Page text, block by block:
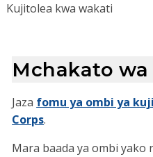
Kujitolea kwa wakati
Mchakato
Jaza fomu ya ombi ya
Corps.
Mara baada ya ombi yako